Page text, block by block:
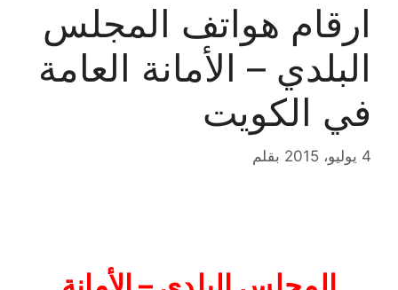
ارقام هواتف المجلس
البلدي – الأمانة العامة
في الكويت
4 يوليو، 2015 بقلم